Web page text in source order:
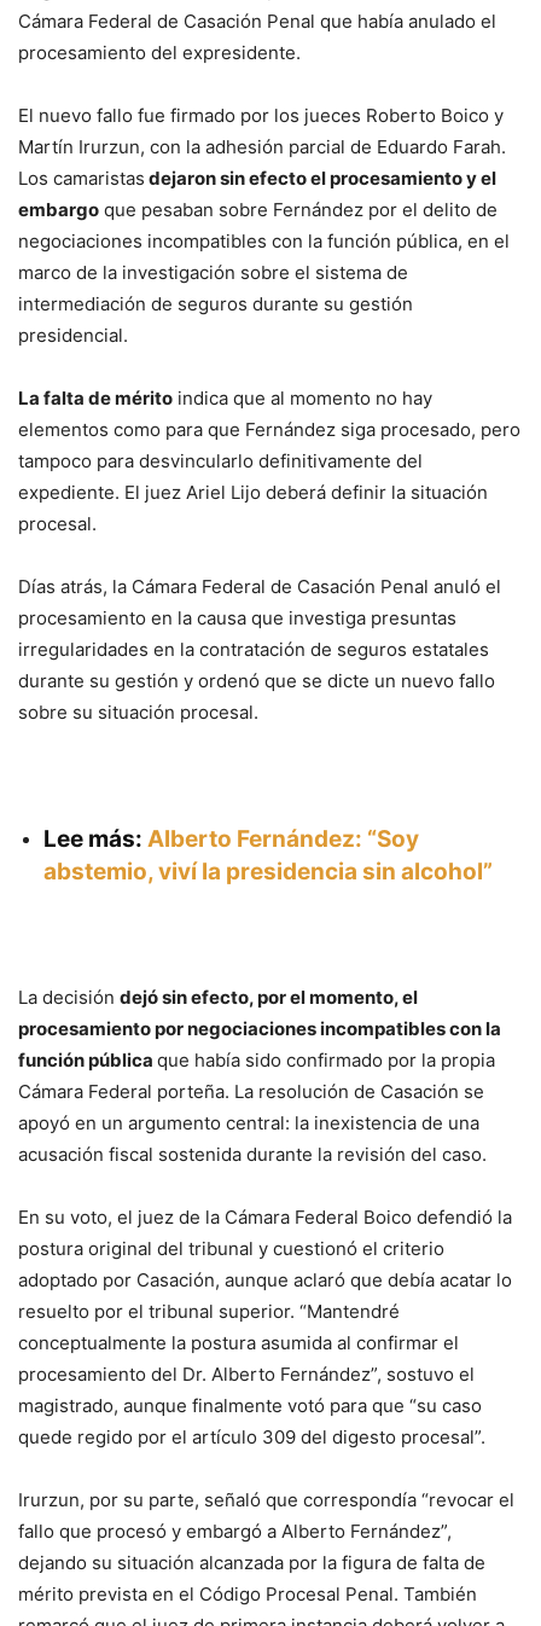
Cámara Federal de Casación Penal que había anulado el
procesamiento del expresidente.
El nuevo fallo fue firmado por los jueces Roberto Boico y
Martín Irurzun, con la adhesión parcial de Eduardo Farah.
Los camaristas dejaron sin efecto el procesamiento y el
embargo que pesaban sobre Fernández por el delito de
negociaciones incompatibles con la función pública, en el
marco de la investigación sobre el sistema de
intermediación de seguros durante su gestión
presidencial.
La falta de mérito indica que al momento no hay
elementos como para que Fernández siga procesado, pero
tampoco para desvincularlo definitivamente del
expediente. El juez Ariel Lijo deberá definir la situación
procesal.
Días atrás, la Cámara Federal de Casación Penal anuló el
procesamiento en la causa que investiga presuntas
irregularidades en la contratación de seguros estatales
durante su gestión y ordenó que se dicte un nuevo fallo
sobre su situación procesal.
Lee más: Alberto Fernández: “Soy
abstemio, viví la presidencia sin alcohol”
La decisión dejó sin efecto, por el momento, el
procesamiento por negociaciones incompatibles con la
función pública que había sido confirmado por la propia
Cámara Federal porteña. La resolución de Casación se
apoyó en un argumento central: la inexistencia de una
acusación fiscal sostenida durante la revisión del caso.
En su voto, el juez de la Cámara Federal Boico defendió la
postura original del tribunal y cuestionó el criterio
adoptado por Casación, aunque aclaró que debía acatar lo
resuelto por el tribunal superior. “Mantendré
conceptualmente la postura asumida al confirmar el
procesamiento del Dr. Alberto Fernández”, sostuvo el
magistrado, aunque finalmente votó para que “su caso
quede regido por el artículo 309 del digesto procesal”.
Irurzun, por su parte, señaló que correspondía “revocar el
fallo que procesó y embargó a Alberto Fernández”,
dejando su situación alcanzada por la figura de falta de
mérito prevista en el Código Procesal Penal. También